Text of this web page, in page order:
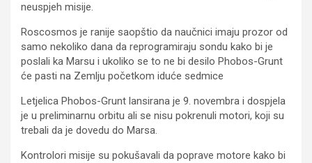
neuspjeh misije.
Roscosmos je ranije saopštio da naučnici imaju prozor od
samo nekoliko dana da reprogramiraju sondu kako bi je
poslali ka Marsu i ukoliko se to ne bi desilo Phobos-Grunt
će pasti na Zemlju početkom iduće sedmice
Letjelica Phobos-Grunt lansirana je 9. novembra i dospjela
je u preliminarnu orbitu ali se nisu pokrenuli motori, koji su
trebali da je dovedu do Marsa.
Kontrolori misije su pokušavali da poprave motore kako bi